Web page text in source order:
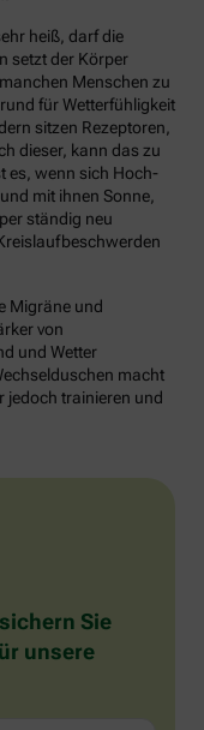
heiß, darf die
setzt der Körper
Menschen zu
für Wetterfühligkeit
sitzen Rezeptoren,
dieser, kann das zu
es, wenn sich Hoch-
mit ihnen Sonne,
ständig neu
Migräne und
von
und Wetter
macht
jedoch trainieren und
Sie
unsere